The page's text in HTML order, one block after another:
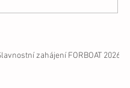
zahájení FORBOAT 2026